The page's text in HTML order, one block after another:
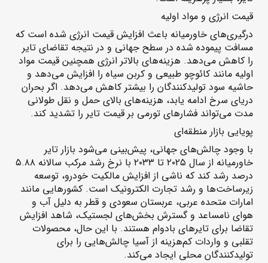
قیمت انرژی و مواد اولیه
درگیری‌های خاورمیانه باعث افزایش قیمت انرژی شده است که
مسافت پیموده شده در سطح جهانی و در نتیجه تقاضای تایر
را کاهش می‌دهد. هزینه‌های بالاتر انرژی همچنین قیمت مواد
اولیه مانند کائوچو طبیعی و کربن سیاه را افزایش می‌دهد و
حاشیه سود تولیدکنندگان را بیشتر کاهش می‌دهد. اگر بحران
دریای سرخ ادامه یابد، هزینه‌های بالای حمل و نقل طولانی
مدت می‌تواند فشارهای تورمی بر قیمت تایر را تشدید کند.
پویایی بازار منطقه‌ای
با وجود چالش‌های جهانی، پیش‌بینی می‌شود بازار تایر
خاورمیانه از سال ۲۰۲۵ تا ۲۰۳۳ با نرخ رشد مرکب سالانه ۵.۸۸
درصد رشد کند که ناشی از افزایش مالکیت خودرو، توسعه
زیرساخت‌ها و رشد تجارت الکترونیک است. کشورهایی مانند
امارات متحده عربی، عربستان سعودی و قطر به دلیل آب و
هوای نامساعد و گسترش بخش‌های لجستیک، شاهد افزایش
تقاضا برای تایرهای بادوام هستند. با این حال، محصولات
تقلبی و واردات کم‌هزینه از آسیا چالش‌هایی را برای
تولیدکنندگان محلی ایجاد می‌کند.